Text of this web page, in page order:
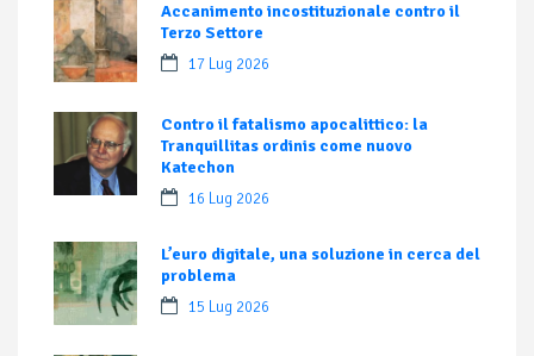
Accanimento incostituzionale contro il
Terzo Settore
17 Lug 2026
Contro il fatalismo apocalittico: la
Tranquillitas ordinis come nuovo
Katechon
16 Lug 2026
L’euro digitale, una soluzione in cerca del
problema
15 Lug 2026